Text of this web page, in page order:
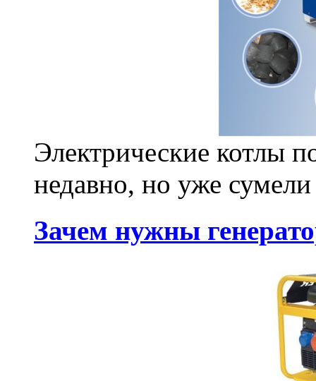
Электрические котлы
недавно, но уже сумели
Зачем нужны